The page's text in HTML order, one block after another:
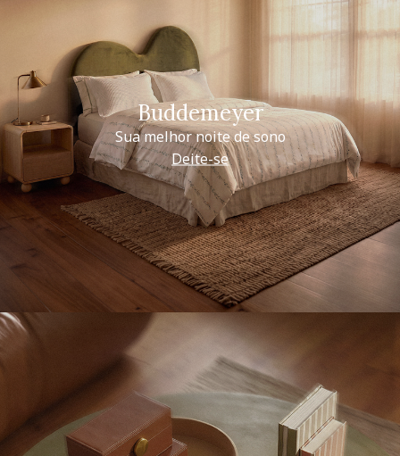
Buddemeyer
Sua melhor noite de sono
Deite-se